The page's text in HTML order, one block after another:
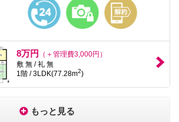
8万円
（＋管理費3,000円）
敷 無 / 礼 無
1階 / 3LDK(77.28m2)
もっと見る